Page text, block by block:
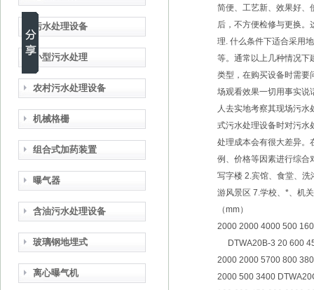
污水处理设备
小型污水处理
农村污水处理设备
机械格栅
组合式加药装置
曝气器
含油污水处理设备
玻璃钢地埋式
离心曝气机
简便、工艺新、效果好、
后，不方便检修与更换。
理. 什么条件下适合采用
等。通常以上几种情况下
类型，在购买设备时需要
场观看效果一切用事实说
人去实地考察其现场污
式污水处理设备时对污水
处理成本会有很大差异。
例、价格等因素进行综合
写字楼 2.宾馆、食堂、
游风景区 7.学校、*、机
（mm） a b c h
2000 2000 4000 500
DTWA20B-3 20 600
2000 2000 5700 800
2000 500 3400